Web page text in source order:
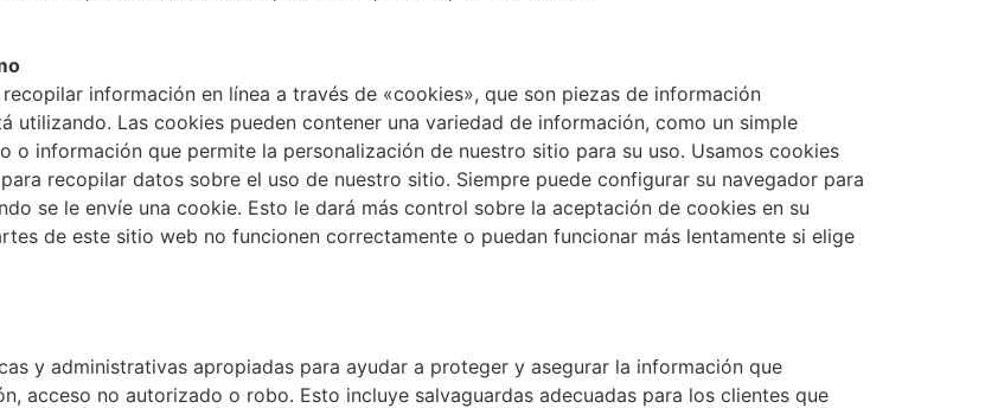
información en línea a través de «cookies», que son piezas de información
utilizando. Las cookies pueden contener una variedad de información, como un simple
o información que permite la personalización de nuestro sitio para su uso. Usamos cookies
recopilar datos sobre el uso de nuestro sitio. Siempre puede configurar su navegador para
se le envíe una cookie. Esto le dará más control sobre la aceptación de cookies en su
de este sitio web no funcionen correctamente o puedan funcionar más lentamente si elige
y administrativas apropiadas para ayudar a proteger y asegurar la información que
acceso no autorizado o robo. Esto incluye salvaguardas adecuadas para los clientes que